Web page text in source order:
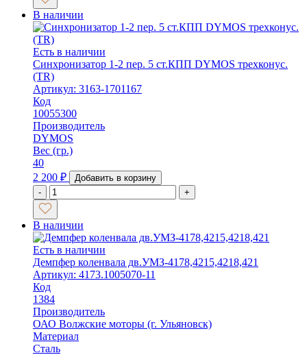
В наличии
Есть в наличии
Синхронизатор 1-2 пер. 5 ст.КПП DYMOS трехконус.
(TR)
Артикул: 3163-1701167
Код
10055300
Производитель
DYMOS
Вес (гр.)
40
2 200 ₽
Добавить в корзину
-
+
В наличии
Есть в наличии
Демпфер коленвала дв.УМЗ-4178,4215,4218,421
Артикул: 4173.1005070-11
Код
1384
Производитель
ОАО Волжские моторы (г. Ульяновск)
Материал
Сталь